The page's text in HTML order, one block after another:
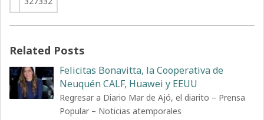
Related Posts
Felicitas Bonavitta, la Cooperativa de
Neuquén CALF, Huawei y EEUU
Regresar a Diario Mar de Ajó, el diarito – Prensa
Popular – Noticias atemporales